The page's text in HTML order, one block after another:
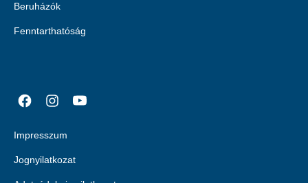
Beruházók
Fenntarthatóság
Impresszum
Jognyilatkozat